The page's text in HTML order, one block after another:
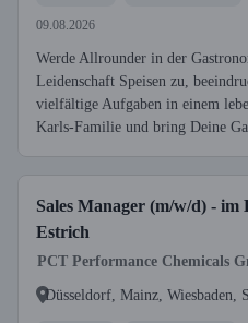
09.08.2026
Werde Allrounder in der
Leidenschaft Speisen zu,
vielfältige Aufgaben in einem
Karls-Familie und bring Deine
Sales Manager (m/w/d) - im
Estrich
PCT Performance Chemicals
Düsseldorf, Mainz, Wiesbaden,